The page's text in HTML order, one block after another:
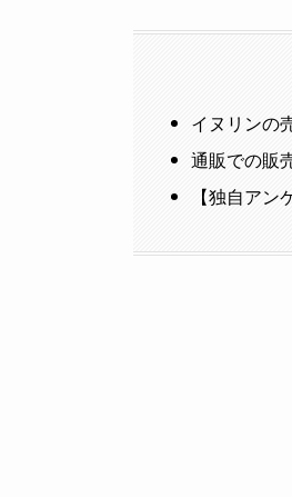
イヌリンの
通販での販
【独自アン